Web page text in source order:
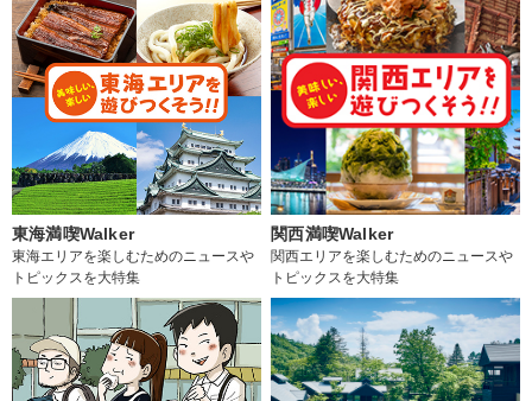
東海満喫Walker
東海エリアを楽しむためのニュースや
トピックスを大特集
関西満喫Walker
関西エリアを楽しむためのニュースや
トピックスを大特集